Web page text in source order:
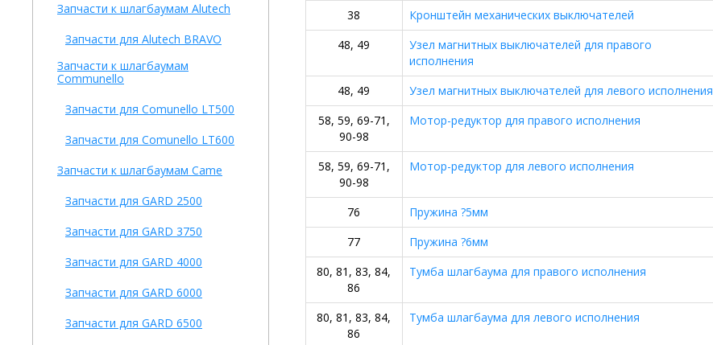
Запчасти к шлагбаумам Alutech
Запчасти для Alutech BRAVO
Запчасти к шлагбаумам
Communello
Запчасти для Comunello LT500
Запчасти для Comunello LT600
Запчасти к шлагбаумам Came
Запчасти для GARD 2500
Запчасти для GARD 3750
Запчасти для GARD 4000
Запчасти для GARD 6000
Запчасти для GARD 6500
38
Кронштейн механических выключателей
48, 49
Узел магнитных выключателей для правого
исполнения
48, 49 Узел магнитных выключателей для левого исполнения
58, 59, 69-71,
90-98
Мотор-редуктор для правого исполнения
58, 59, 69-71,
90-98
Мотор-редуктор для левого исполнения
76 Пружина ?5мм
77
Пружина ?6мм
80, 81, 83, 84,
86
Тумба шлагбаума для правого исполнения
80, 81, 83, 84,
86
Тумба шлагбаума для левого исполнения